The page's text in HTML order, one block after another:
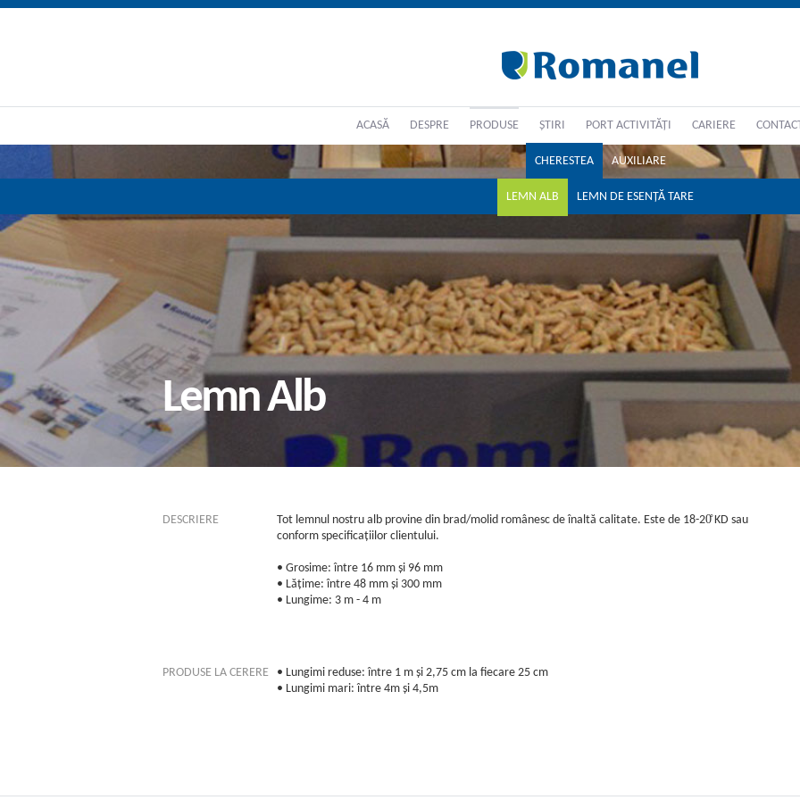
ACASĂ DESPRE PRODUSE ȘTIRI PORT ACTIVITĂȚI CARIERE
CHERESTEA AUXILIARE
LEMN ALB LEMN DE ESENȚĂ TARE
Lemn Alb
DESCRIERE
Tot lemnul nostru alb provine din brad/molid românesc de înaltă calitate. Este de 18-20̊ KD sau
conform specificațiilor clientului.
• Grosime: între 16 mm și 96 mm
• Lățime: între 48 mm și 300 mm
• Lungime: 3 m - 4 m
PRODUSE LA CERERE
• Lungimi reduse: între 1 m și 2,75 cm la fiecare 25 cm
• Lungimi mari: între 4m și 4,5m